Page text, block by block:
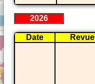
2026
Date Revue